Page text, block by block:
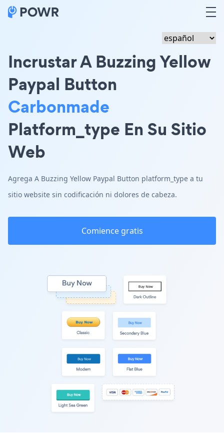
Incrustar A Buzzing Yellow
Paypal Button
Carbonmade
Platform_type En Su Sitio
Web
Agrega A Buzzing Yellow Paypal Button platform_type a tu
sitio website sin codificación ni dolores de cabeza.
Comience gratis